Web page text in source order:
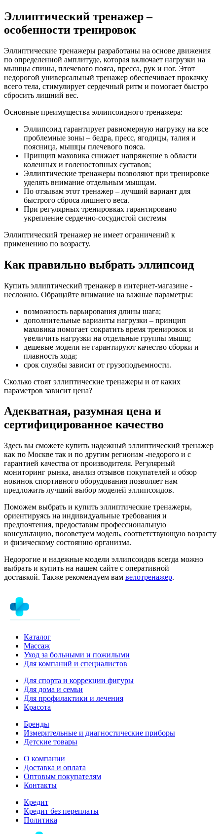
Эллиптический тренажер –
особенности тренировок
Эллиптические тренажеры разработаны на основе движения
по определенной амплитуде, которая включает нагрузки на
мышцы спины, плечевого пояса, пресса, рук и ног. Этот
недорогой универсальный тренажер обеспечивает прокачку
всего тела, стимулирует сердечный ритм и помогает быстро
сбросить лишний вес.
Основные преимущества эллипсоидного тренажера:
Эллипсоид гарантирует равномерную нагрузку на все
проблемные зоны – бедра, пресс, ягодицы, талия и
поясница, мышцы плечевого пояса.
Принцип маховика снижает напряжение в области
коленных и голеностопных суставов;
Эллиптические тренажеры позволяют при тренировке
уделять внимание отдельным мышцам.
По отзывам этот тренажер – лучший вариант для
быстрого сброса лишнего веса.
При регулярных тренировках гарантировано
укрепление сердечно-сосудистой системы
Эллиптический тренажер не имеет ограничений к
применению по возрасту.
Как правильно выбрать эллипсоид
Купить эллиптический тренажер в интернет-магазине -
несложно. Обращайте внимание на важные параметры:
возможность варьирования длины шага;
дополнительные варианты нагрузки – принцип
маховика помогает сократить время тренировок и
увеличить нагрузки на отдельные группы мышц;
дешевые модели не гарантируют качество сборки и
плавность хода;
срок службы зависит от грузоподъемности.
Сколько стоят эллиптические тренажеры и от каких
параметров зависит цена?
Адекватная, разумная цена и
сертифицированное качество
Здесь вы сможете купить надежный эллиптический тренажер
как по Москве так и по другим регионам -недорого и с
гарантией качества от производителя. Регулярный
мониторинг рынка, анализ отзывов покупателей и обзор
новинок спортивного оборудования позволяет нам
предложить лучший выбор моделей эллипсоидов.
Поможем выбрать и купить эллиптические тренажеры,
ориентируясь на индивидуальные требования и
предпочтения, предоставим профессиональную
консультацию, посоветуем модель, соответствующую возрасту
и физическому состоянию организма.
Недорогие и надежные модели эллипсоидов всегда можно
выбрать и купить на нашем сайте с оперативной
доставкой. Также рекомендуем вам велотренажер.
Каталог
Массаж
Уход за больными и пожилыми
Для компаний и специалистов
Для спорта и коррекции фигуры
Для дома и семьи
Для профилактики и лечения
Красота
Бренды
Измерительные и диагностические приборы
Детские товары
О компании
Доставка и оплата
Оптовым покупателям
Контакты
Кредит
Кредит без переплаты
Политика